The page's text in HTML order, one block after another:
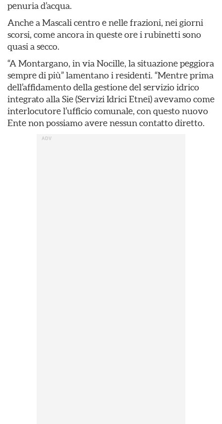
penuria d’acqua.
Anche a Mascali centro e nelle frazioni, nei giorni
scorsi, come ancora in queste ore i rubinetti sono
quasi a secco.
“A Montargano, in via Nocille, la situazione peggiora
sempre di più” lamentano i residenti. “Mentre prima
dell’affidamento della gestione del servizio idrico
integrato alla Sie (Servizi Idrici Etnei) avevamo come
interlocutore l’ufficio comunale, con questo nuovo
Ente non possiamo avere nessun contatto diretto.